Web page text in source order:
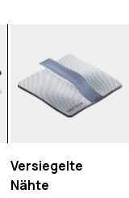
Versiegelte
Nähte